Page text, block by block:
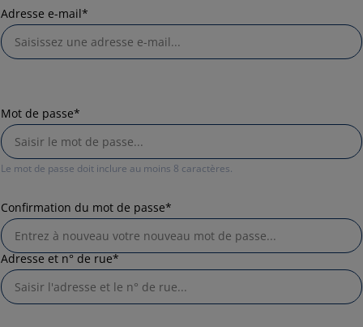
Adresse e-mail*
Mot de passe*
Le mot de passe doit inclure au moins 8 caractères.
Confirmation du mot de passe*
Adresse et n° de rue*